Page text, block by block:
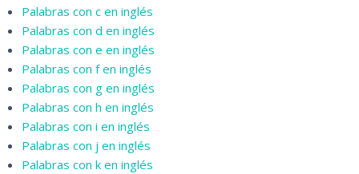
Palabras con c en inglés
Palabras con d en inglés
Palabras con e en inglés
Palabras con f en inglés
Palabras con g en inglés
Palabras con h en inglés
Palabras con i en inglés
Palabras con j en inglés
Palabras con k en inglés